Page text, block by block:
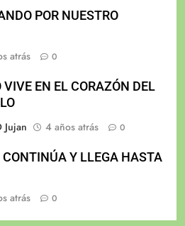
POR NUESTRO
atrás 0
VIVE EN EL CORAZÓN DEL
Jujan
4 años atrás 0
Y LLEGA HASTA
atrás 0